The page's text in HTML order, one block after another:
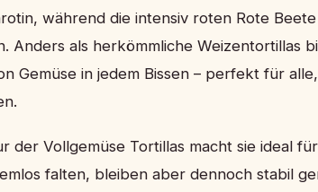
während die intensiv roten Rote
Anders als herkömmliche Weizentortillas
Gemüse in jedem Bissen – perfekt für
der Vollgemüse Tortillas macht sie ideal
falten, bleiben aber dennoch stabil